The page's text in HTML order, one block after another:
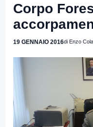
Corpo
19 GENNAIO 2016di Enzo